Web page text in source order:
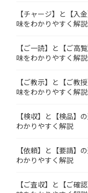
【チャージ】と【入
味をわかりやすく解説
【ご一読】と【ご高
味をわかりやすく解説
【ご教示】と【ご教
味をわかりやすく解説
【検収】と【検品】
わかりやすく解説
【依頼】と【要請】
わかりやすく解説
【ご査収】と【ご確